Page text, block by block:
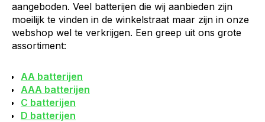
aangeboden. Veel batterijen die wij aanbieden zijn
moeilijk te vinden in de winkelstraat maar zijn in onze
webshop wel te verkrijgen. Een greep uit ons grote
assortiment:
AA batterijen
AAA batterijen
C batterijen
D batterijen